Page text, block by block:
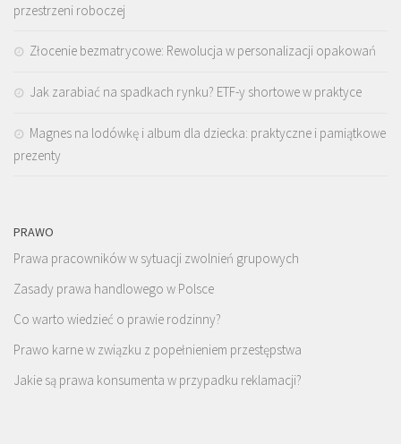
przestrzeni roboczej
Złocenie bezmatrycowe: Rewolucja w personalizacji opakowań
Jak zarabiać na spadkach rynku? ETF-y shortowe w praktyce
Magnes na lodówkę i album dla dziecka: praktyczne i pamiątkowe
prezenty
PRAWO
Prawa pracowników w sytuacji zwolnień grupowych
Zasady prawa handlowego w Polsce
Co warto wiedzieć o prawie rodzinny?
Prawo karne w związku z popełnieniem przestępstwa
Jakie są prawa konsumenta w przypadku reklamacji?